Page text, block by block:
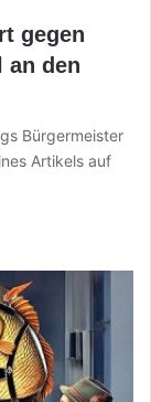
gegen
an den
Bürgermeister
Artikels auf